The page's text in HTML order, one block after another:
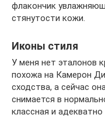
флакончик
стянутости кожи.
Иконы стиля
У меня нет эталонов
похожа на Камерон
сходства, а сейчас
снимается в
классная и